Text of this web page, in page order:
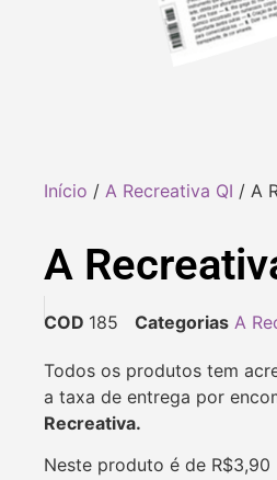
Início / A Recreativa QI / A
A
COD 185 Categorias A
Todos os produtos tem
a taxa de entrega por
Recreativa.
Neste produto é de R$3,90